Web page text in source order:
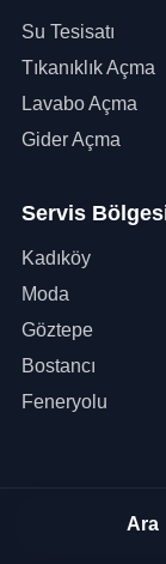
Su Tesisatı
Tıkanıklık Açma
Lavabo Açma
Gider Açma
Servis
Kadıköy
Moda
Göztepe
Bostancı
Feneryolu
© 2026
Ara